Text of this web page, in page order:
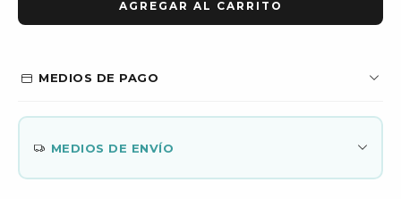
MEDIOS DE PAGO
MEDIOS DE ENVÍO